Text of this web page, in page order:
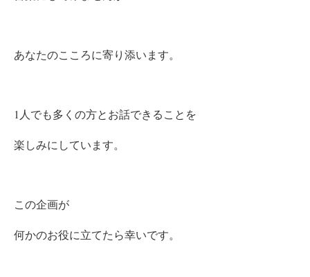
あなたのこころに寄り添います。
1人でも多くの方とお話できることを
楽しみにしています。
この企画が
何かのお役に立てたら幸いです。